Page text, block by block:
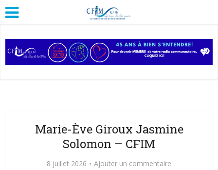
Marie-Ève Giroux Jasmine
Solomon – CFIM
8 juillet 2026 Ajouter un commentaire